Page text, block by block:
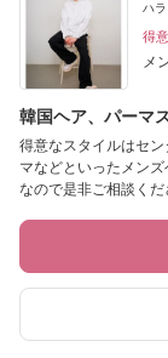
ハ
得
メ
韓国ヘア、パーマ
得意なスタイルはセ
マなどといったメン
なので是非ご相談くだ